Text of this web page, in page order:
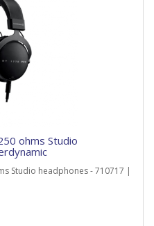
ohms Studio
Studio headphones - 710717 |